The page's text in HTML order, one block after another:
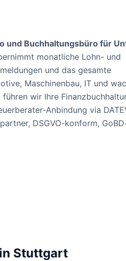
und Buchhaltungsbüro für
monatliche Lohn- und
und das gesamte
Maschinenbau, IT und
führen wir Ihre
Anbindung via
DSGVO-konform,
Stuttgart